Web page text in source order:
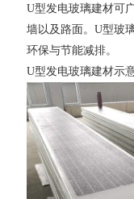
U型发电玻璃建材可
墙以及路面。U型玻
环保与节能减排。
U型发电玻璃建材示